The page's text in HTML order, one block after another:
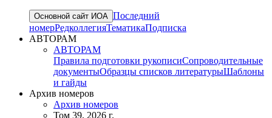
Основной сайт ИОА Последний
номерРедколлегияТематикаПодписка
АВТОРАМ
АВТОРАМ
Правила подготовки рукописиСопроводительные
документыОбразцы списков литературыШаблоны
и гайды
Архив номеров
Архив номеров
Том 39, 2026 г.